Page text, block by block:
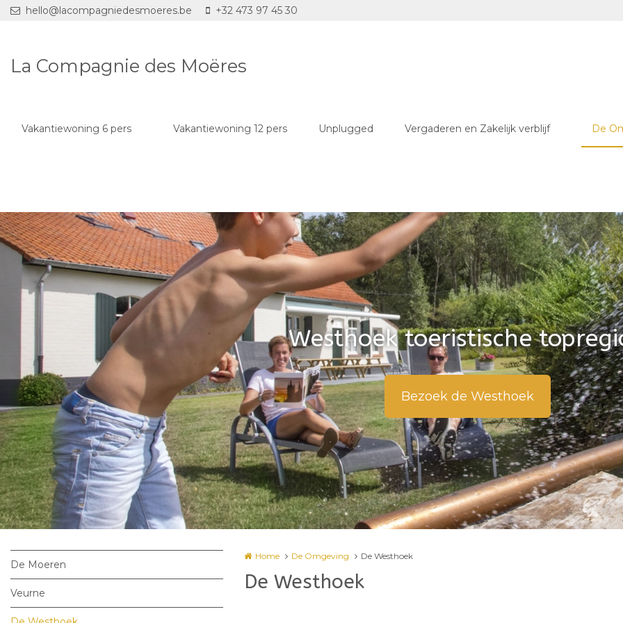
Overslaan en naar de inhoud gaan
hello@lacompagniedesmoeres.be +32 473 97 45 30
La Compagnie des Moëres
Vakantiewoning 6 pers Vakantiewoning 12 pers Unplugged Vergaderen en Zakelijk verblijf De
Westhoek toeristische
De Moeren
Veurne
Home De Omgeving De Westhoek
De Westhoek